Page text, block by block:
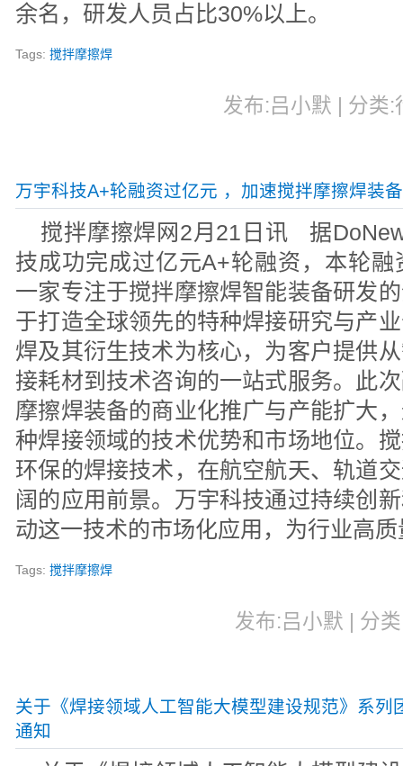
余名，研发人员占比30%以上。
Tags:搅拌摩擦焊
发布:吕小默 | 分类
万宇科技A+轮融资过亿元 ，加速搅拌摩擦焊装
搅拌摩擦焊网2月21日讯 据
技成功完成过亿元A+轮融资，本轮
一家专注于搅拌摩擦焊智能装备研发
于打造全球领先的特种焊接研究与产
焊及其衍生技术为核心，为客户提供
接耗材到技术咨询的一站式服务。此
摩擦焊装备的商业化推广与产能扩大
种焊接领域的技术优势和市场地位。
环保的焊接技术，在航空航天、轨道
阔的应用前景。万宇科技通过持续创
动这一技术的市场化应用，为行业高
Tags:搅拌摩擦焊
发布:吕小默 | 分
关于《焊接领域人工智能大模型建设规范》系列
通知